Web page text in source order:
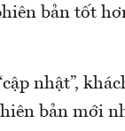
bản tốt
nhật”,
bản mới